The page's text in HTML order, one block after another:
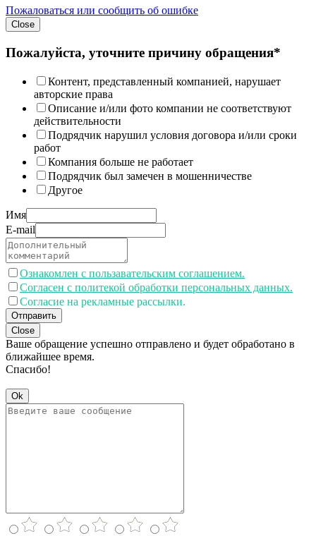
Пожаловаться или сообщить об ошибке
Close
Пожалуйста, уточните причину обращения*
Контент, представленный компанией, нарушает
авторские права
Описание и/или фото компании не соответствуют
действительности
Подрядчик нарушил условия договора и/или сроки
работ
Компания больше не работает
Подрядчик был замечен в мошенничестве
Другое
Имя
E-mail
Ознакомлен с пользавательским соглашением.
Согласен с политекой обработки персональных данных.
Согласие на рекламные рассылки.
Отправить
Close
Ваше обращение успешно отправлено и будет обработано в
ближайшее время.
Спасибо!
Ok